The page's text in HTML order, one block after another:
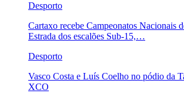
Desporto
Cartaxo recebe Campeonatos Nacionais
Estrada dos escalões Sub-15,…
Desporto
Vasco Costa e Luís Coelho no pódio da
XCO